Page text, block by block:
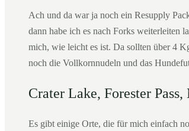
Ach und da war ja noch ein Resupply
dann habe ich es nach Forks weiterleiten
mich, wie leicht es ist. Da sollten über 4
noch die Vollkornnudeln und das
Crater Lake, Forester
Es gibt einige Orte, die für mich einfach